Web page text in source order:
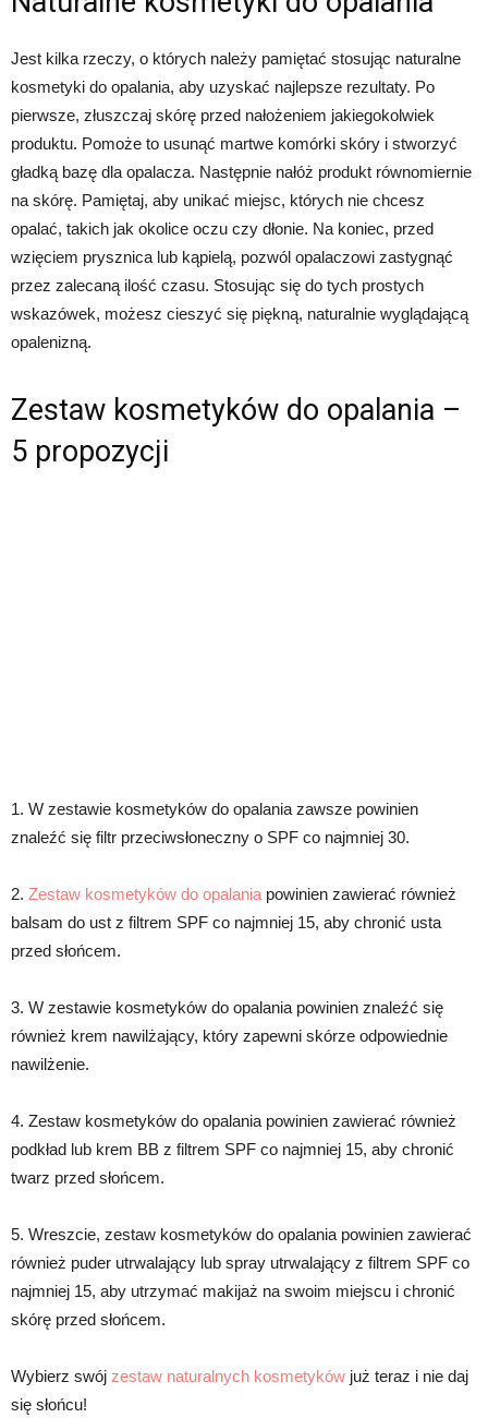
Jest kilka rzeczy, o których należy pamiętać stosując naturalne
kosmetyki do opalania, aby uzyskać najlepsze rezultaty. Po
pierwsze, złuszczaj skórę przed nałożeniem jakiegokolwiek
produktu. Pomoże to usunąć martwe komórki skóry i stworzyć
gładką bazę dla opalacza. Następnie nałóż produkt równomiernie
na skórę. Pamiętaj, aby unikać miejsc, których nie chcesz
opalać, takich jak okolice oczu czy dłonie. Na koniec, przed
wzięciem prysznica lub kąpielą, pozwól opalaczowi zastygnąć
przez zalecaną ilość czasu. Stosując się do tych prostych
wskazówek, możesz cieszyć się piękną, naturalnie wyglądającą
opalenizną.
Zestaw kosmetyków do opalania –
5 propozycji
1. W zestawie kosmetyków do opalania zawsze powinien
znaleźć się filtr przeciwsłoneczny o SPF co najmniej 30.
2. Zestaw kosmetyków do opalania powinien zawierać również
balsam do ust z filtrem SPF co najmniej 15, aby chronić usta
przed słońcem.
3. W zestawie kosmetyków do opalania powinien znaleźć się
również krem nawilżający, który zapewni skórze odpowiednie
nawilżenie.
4. Zestaw kosmetyków do opalania powinien zawierać również
podkład lub krem BB z filtrem SPF co najmniej 15, aby chronić
twarz przed słońcem.
5. Wreszcie, zestaw kosmetyków do opalania powinien zawierać
również puder utrwalający lub spray utrwalający z filtrem SPF co
najmniej 15, aby utrzymać makijaż na swoim miejscu i chronić
skórę przed słońcem.
Wybierz swój zestaw naturalnych kosmetyków już teraz i nie daj
się słońcu!